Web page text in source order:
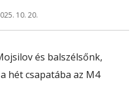
10. 20.
és balszélsőnk,
hét csapatába az M4